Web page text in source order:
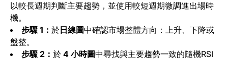
以較長週期判斷主要趨勢，並使用較短週期微調進出場時
機。
步驟 1： 於日線圖中確認市場整體方向：上升、下降或
盤整。
步驟 2： 於 4 小時圖中尋找與主要趨勢一致的隨機RSI